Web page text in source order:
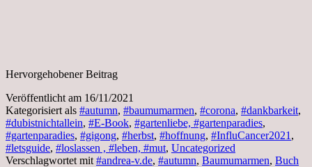
Hervorgehobener Beitrag
Veröffentlicht am 16/11/2021
Kategorisiert als #autumn, #baumumarmen, #corona, #dankbarkeit,
#dubistnichtallein, #E-Book, #gartenliebe, #gartenparadies,
#gartenparadies, #gigong, #herbst, #hoffnung, #InfluCancer2021 ,
#letsguide, #loslassen , #leben, #mut, Uncategorized
Verschlagwortet mit #andrea-v.de, #autumn, Baumumarmen, Buch